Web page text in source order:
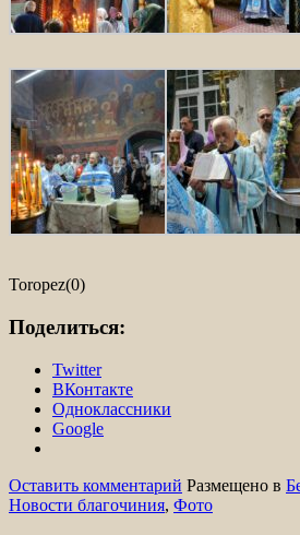
Toropez(0)
Поделиться:
Twitter
ВКонтакте
Одноклассники
Google
Оставить комментарий Размещено в
Новости благочиния, Фото